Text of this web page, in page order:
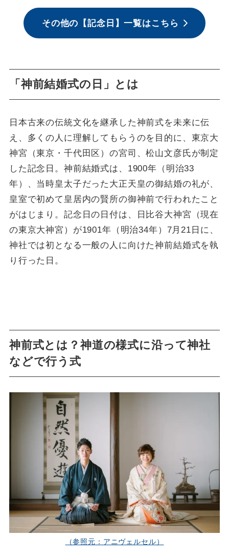
その他の【記念日】一覧はこちら
「神前結婚式の日」とは
日本古来の伝統文化を継承した神前式を未来に伝
え、多くの人に理解してもらうのを目的に、東京大
神宮（東京・千代田区）の宮司、松山文彦氏が制定
した記念日。神前結婚式は、1900年（明治33
年）、当時皇太子だった大正天皇の御結婚の礼が、
皇室で初めて皇居内の賢所の御神前で行われたこと
がはじまり。記念日の日付は、日比谷大神宮（現在
の東京大神宮）が1901年（明治34年）7月21日に、
神社では初となる一般の人に向けた神前結婚式を執
り行った日。
神前式とは？神道の様式に沿って神社
などで行う式
（参照元：アニヴェルセル）